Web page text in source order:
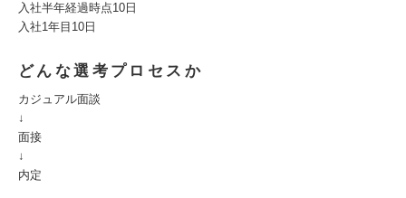
入社半年経過時点10日
入社1年目10日
どんな選考プロセスか
カジュアル面談
↓
面接
↓
内定